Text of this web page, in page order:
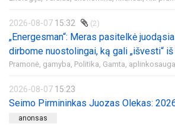
2026-08-07 15:32 (2)
„Energesman“: Meras pasitelkė
dirbome nuostolingai, ką gali „išvesti“
Pramonė, gamyba, Politika, Gamta, aplinkosauga
2026-08-07 15:23
Seimo Pirmininkas Juozas Olekas:
anonsas